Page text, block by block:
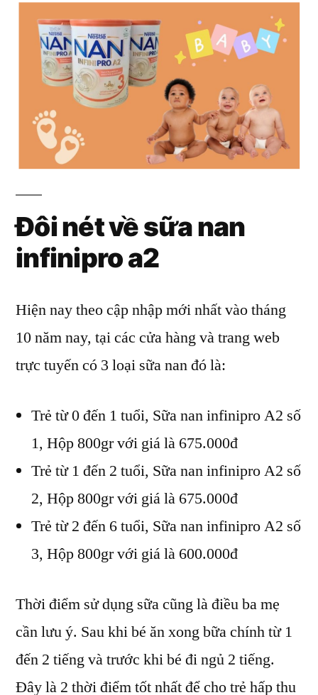
Đôi nét về sữa nan
infinipro a2
Hiện nay theo cập nhập mới nhất vào tháng
10 năm nay, tại các cửa hàng và trang web
trực tuyến có 3 loại sữa nan đó là:
Trẻ từ 0 đến 1 tuổi, Sữa nan infinipro A2 số
1, Hộp 800gr với giá là 675.000đ
Trẻ từ 1 đến 2 tuổi, Sữa nan infinipro A2 số
2, Hộp 800gr với giá là 675.000đ
Trẻ từ 2 đến 6 tuổi, Sữa nan infinipro A2 số
3, Hộp 800gr với giá là 600.000đ
Thời điểm sử dụng sữa cũng là điều ba mẹ
cần lưu ý. Sau khi bé ăn xong bữa chính từ 1
đến 2 tiếng và trước khi bé đi ngủ 2 tiếng.
Đây là 2 thời điểm tốt nhất để cho trẻ hấp thu